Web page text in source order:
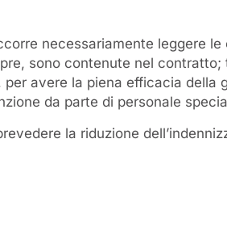
necessariamente leggere le
sono contenute nel contratto;
avere la piena efficacia della
da parte di personale
la riduzione